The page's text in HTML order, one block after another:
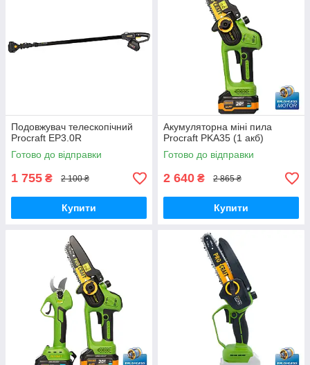
Подовжувач телескопічний
Procraft EP3.0R
Готово до відправки
1 755 ₴ 2 100 ₴
Купити
Акумуляторна міні пила
Procraft PKA35 (1 акб)
Готово до відправки
2 640 ₴ 2 865 ₴
Купити